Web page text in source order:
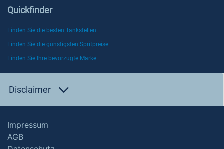
Quickfinder
Finden Sie die besten Tankstellen
Finden Sie die günstigsten Spritpreise
Finden Sie Ihre bevorzugte Marke
Disclaimer
Impressum
AGB